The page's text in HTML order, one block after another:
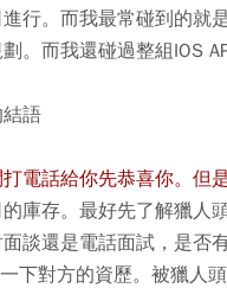
行。而我最常碰到的就
。而我還碰過整組IOS
語
電話給你先恭喜你。但
庫存。最好先了解獵人
談還是電話面試，是否
下對方的資歷。被獵人